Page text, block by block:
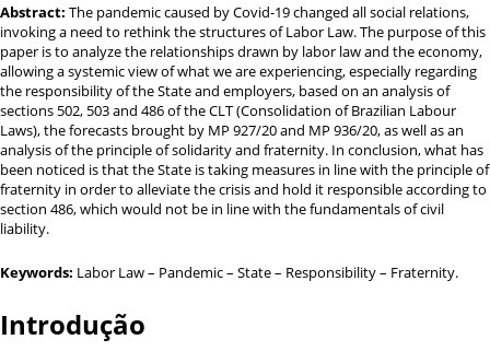
Abstract: The pandemic caused by Covid-19 changed all social relations,
invoking a need to rethink the structures of Labor Law. The purpose of this
paper is to analyze the relationships drawn by labor law and the economy,
allowing a systemic view of what we are experiencing, especially regarding
the responsibility of the State and employers, based on an analysis of
sections 502, 503 and 486 of the CLT (Consolidation of Brazilian Labour
Laws), the forecasts brought by MP 927/20 and MP 936/20, as well as an
analysis of the principle of solidarity and fraternity. In conclusion, what has
been noticed is that the State is taking measures in line with the principle of
fraternity in order to alleviate the crisis and hold it responsible according to
section 486, which would not be in line with the fundamentals of civil
liability.
Keywords: Labor Law – Pandemic – State – Responsibility – Fraternity.
Introdução